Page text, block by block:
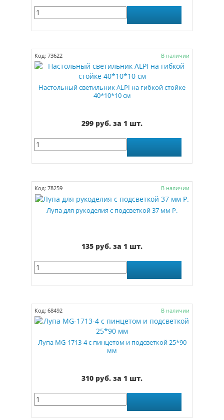
Код: 73622 В наличии
Настольный светильник ALPI на гибкой стойке
40*10*10 см
299 руб. за 1 шт.
Код: 78259 В наличии
Лупа для рукоделия с подсветкой 37 мм Р.
135 руб. за 1 шт.
Код: 68492 В наличии
Лупа MG-1713-4 c пинцетом и подсветкой 25*90
мм
310 руб. за 1 шт.